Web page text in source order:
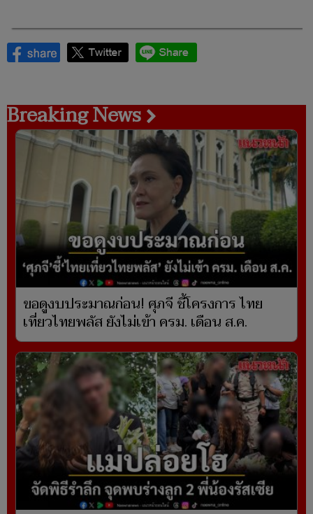
Breaking News
ขอดูงบประมาณก่อน! ศุภจี ชี้โครงการ ไทย
เที่ยวไทยพลัส ยังไม่เข้า ครม. เดือน ส.ค.